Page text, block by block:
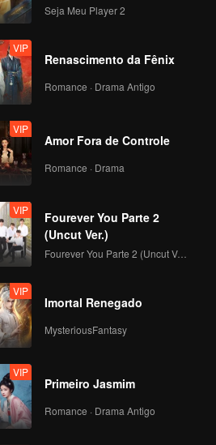
Seja Meu Player 2
VIP
Renascimento da Fênix
Romance · Drama Antigo
VIP
Amor Fora de Controle
Romance · Drama
VIP
Fourever You Parte 2
(Uncut Ver.)
Fourever You Parte 2 (Uncut Ver.)
VIP
Imortal Renegado
MysteriousFantasy
VIP
Primeiro Jasmim
Romance · Drama Antigo